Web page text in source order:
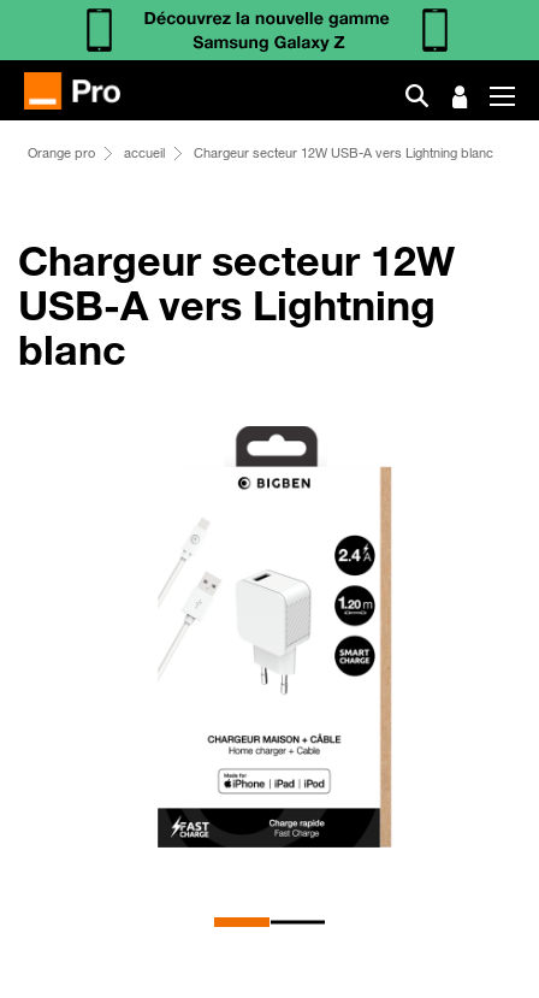
Orange pro accueil Chargeur secteur 12W USB-A vers Lightning blanc
Chargeur secteur 12W
USB-A vers Lightning
blanc